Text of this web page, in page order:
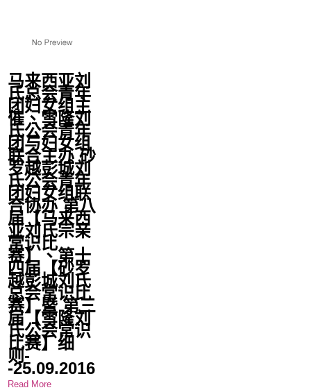
马来西亚刘
氏总会青年
团妇女组主
催、雪隆刘
氏公会青年
团与妇女组
联合主办 砂
罗越彭城刘
氏公会青年
团妇女组联
合协办 第八
届【马来西
亚刘氏宗亲
常识比
赛】、第十
四届【砂罗
越彭城刘氏
总会常识比
赛】暨 第三
届【雪隆刘
氏公会常识
比赛】细
则-
-25.09.2016
Read More